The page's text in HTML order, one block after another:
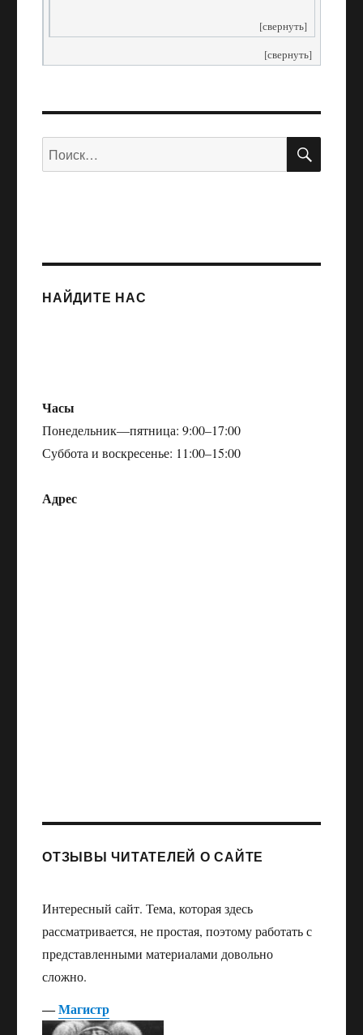
[свернуть]
[свернуть]
Искать:
НАЙДИТЕ НАС
Часы
Понедельник—пятница: 9:00–17:00
Суббота и воскресенье: 11:00–15:00
Адрес
ОТЗЫВЫ ЧИТАТЕЛЕЙ О САЙТЕ
Интересный сайт. Тема, которая здесь
рассматривается, не простая, поэтому работать с
представленными материалами довольно
сложно.
―Магистр